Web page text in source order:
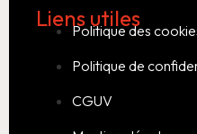
Liens utiles
Politique des
Politique de
CGUV